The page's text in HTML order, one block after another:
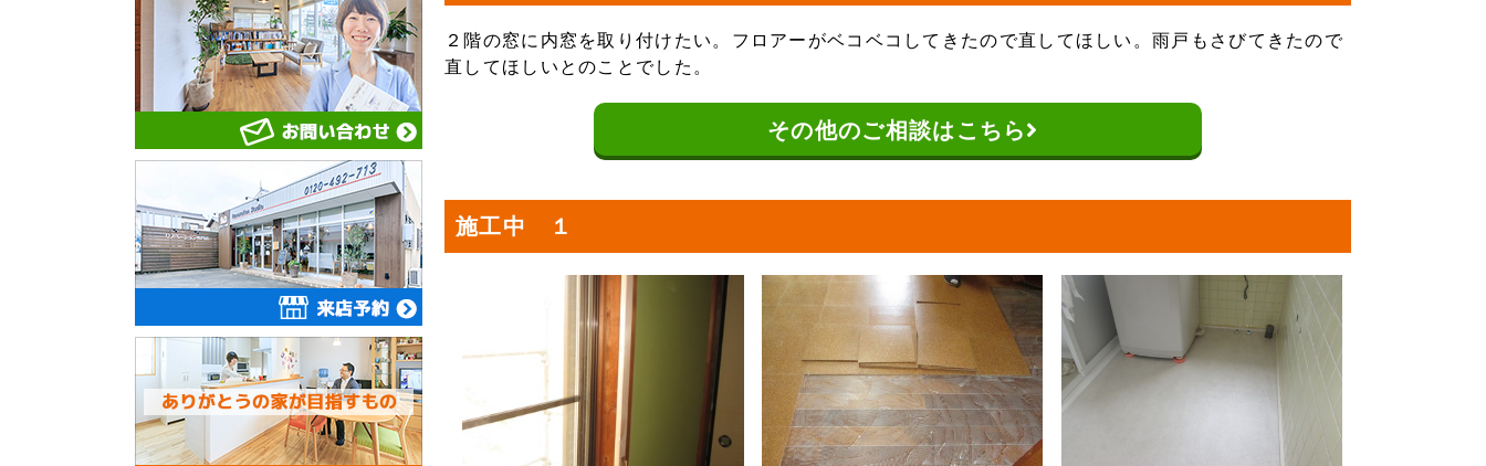
２階の窓に内窓を取り付けたい。フロアーがベコベコしてきたので直してほしい。雨戸もさびてきたので
直してほしいとのことでした。
その他のご相談はこちら
施工中 １